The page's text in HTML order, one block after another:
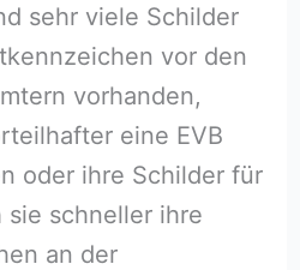
sehr viele Schilder
vor den
vorhanden,
eine EVB
oder ihre Schilder für
sie schneller ihre
an der